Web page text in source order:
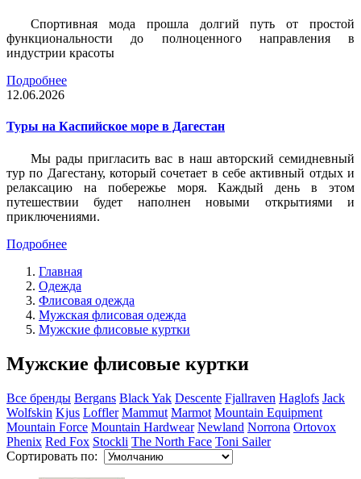
Спортивная мода прошла долгий путь от простой
функциональности до полноценного направления в
индустрии красоты
Подробнее
12.06.2026
Туры на Каспийское море в Дагестан
Мы рады пригласить вас в наш авторский семидневный
тур по Дагестану, который сочетает в себе активный отдых и
релаксацию на побережье моря. Каждый день в этом
путешествии будет наполнен новыми открытиями и
приключениями.
Подробнее
Главная
Одежда
Флисовая одежда
Мужская флисовая одежда
Мужские флисовые куртки
Мужские флисовые куртки
Все бренды Bergans Black Yak Descente Fjallraven Haglofs Jack
Wolfskin Kjus Loffler Mammut Marmot Mountain Equipment
Mountain Force Mountain Hardwear Newland Norrona Ortovox
Phenix Red Fox Stockli The North Face Toni Sailer
Сортировать по: